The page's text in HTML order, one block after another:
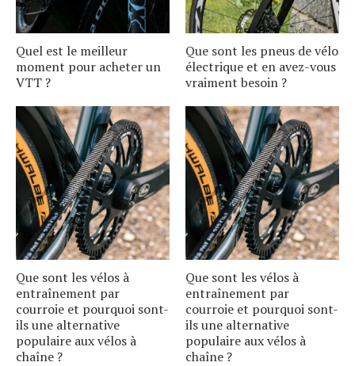
Quel est le meilleur
moment pour acheter un
VTT ?
Que sont les pneus de vélo
électrique et en avez-vous
vraiment besoin ?
Que sont les vélos à
entraînement par
courroie et pourquoi sont-
ils une alternative
populaire aux vélos à
chaîne ?
Que sont les vélos à
entraînement par
courroie et pourquoi sont-
ils une alternative
populaire aux vélos à
chaîne ?